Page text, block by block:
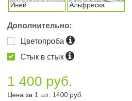
Иней Альфреска
Дополнительно:
Цветопроба
Стык в стык
1 400 руб.
Цена за 1 шт: 1400 руб.